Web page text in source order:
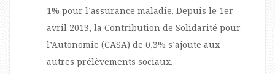
1% pour l’assurance maladie. Depuis le 1er
avril 2013, la Contribution de Solidarité pour
l’Autonomie (CASA) de 0,3% s’ajoute aux
autres prélèvements sociaux.